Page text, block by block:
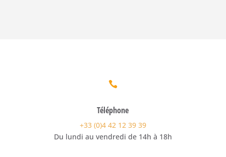

Téléphone
+33 (0)4 42 12 39 39
Du lundi au vendredi de 14h à 18h